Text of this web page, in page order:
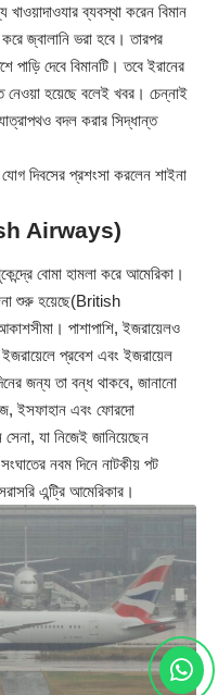
ব্যবস্থা করেন বিমান
জ্বালানি ভরা হবে। তারপর
পাড়ি দেবে বিমানটি। তবে ইরানের
নেওয়া হয়েছে বলেই খবর। চেন্নাই
বদল করার সিদ্ধান্ত
প্রশংসা করলেন শাইনা
Airways)
বোমা হামলা করে আমেরিকা।
শুরু হয়েছে(British
পাশাপাশি, ইজরায়েলও
প্রবেশ এবং ইজরায়েল
জন্য তা বন্ধ থাকবে, জানানো
ইসফাহান এবং ফোরদো
সেনা, যা নিজেই জানিয়েছেন
নবম দিনে নাটকীয় পট
এন্ট্রি আমেরিকার।